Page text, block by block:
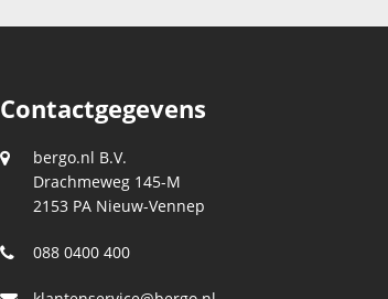
Contactgegevens
bergo.nl B.V.
Drachmeweg 145-M
2153 PA Nieuw-Vennep
088 0400 400